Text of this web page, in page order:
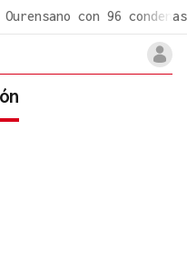
Ourensano con 96 condenas